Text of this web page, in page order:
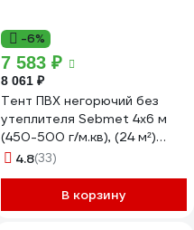
-6%
7 583 ₽
8 061 ₽
Тент ПВХ негорючий без
утеплителя Sebmet 4x6 м
(450-500 г/м.кв), (24 м²)
TD079045046П
4.8(33)
В корзину